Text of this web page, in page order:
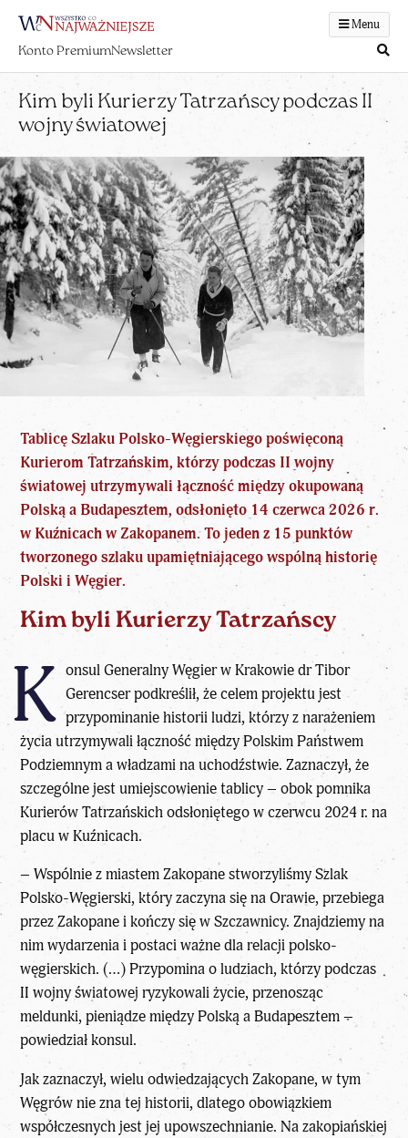
Menu
Konto PremiumNewsletter
Kim byli Kurierzy Tatrzańscy podczas II
wojny światowej
Tablicę Szlaku Polsko-Węgierskiego poświęconą
Kurierom Tatrzańskim, którzypodczas II wojny
światowej utrzymywali łączność między okupowaną
Polską a Budapesztem, odsłonięto 14 czerwca 2026 r.
w Kuźnicach w Zakopanem. To jeden z 15 punktów
tworzonego szlaku upamiętniającego wspólną historię
Polski i Węgier.
Kim byli Kurierzy Tatrzańscy
K onsul Generalny Węgier w Krakowie dr Tibor
Gerencser podkreślił, że celem projektu jest
przypominanie historii ludzi, którzy z narażeniem
życia utrzymywali łączność międzyPolskim Państwem
Podziemnyma władzami na uchodźstwie. Zaznaczył, że
szczególne jest umiejscowienie tablicy – obok pomnika
Kurierów Tatrzańskich odsłoniętego w czerwcu 2024 r. na
placu w Kuźnicach.
– Wspólnie z miastem Zakopane stworzyliśmy Szlak
Polsko-Węgierski, który zaczyna się na Orawie, przebiega
przez Zakopane i kończy się w Szczawnicy. Znajdziemy na
nim wydarzenia i postaci ważne dla relacji polsko-
węgierskich. (…) Przypomina o ludziach, którzy podczas
II wojny światowej ryzykowali życie, przenosząc
meldunki, pieniądze między Polską a Budapesztem –
powiedział konsul.
Jak zaznaczył, wielu odwiedzających Zakopane, w tym
Węgrów nie zna tej historii, dlatego obowiązkiem
współczesnych jest jej upowszechnianie. Na zakopiańskiej